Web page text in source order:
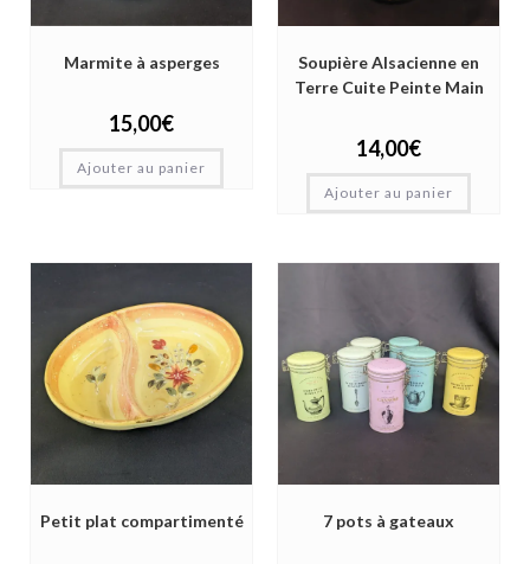
Marmite à asperges
15,00€
Ajouter au panier
Soupière Alsacienne en
Terre Cuite Peinte Main
14,00€
Ajouter au panier
Petit plat compartimenté 7 pots à gateaux